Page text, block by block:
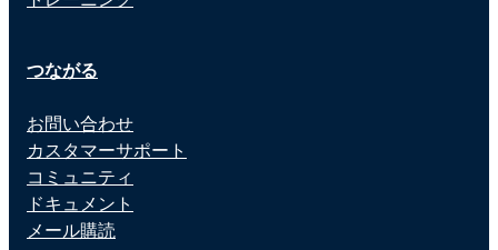
つながる
お問い合わせ
カスタマーサポート
コミュニティ
ドキュメント
メール購読